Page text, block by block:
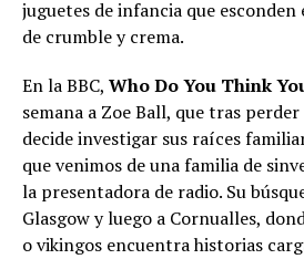
juguetes de infancia que
de crumble y crema.
En la BBC, Who Do You Think
semana a Zoe Ball, que tras
decide investigar sus raíces
que venimos de una familia de
la presentadora de radio. Su
Glasgow y luego a Cornualles,
o vikingos encuentra historias